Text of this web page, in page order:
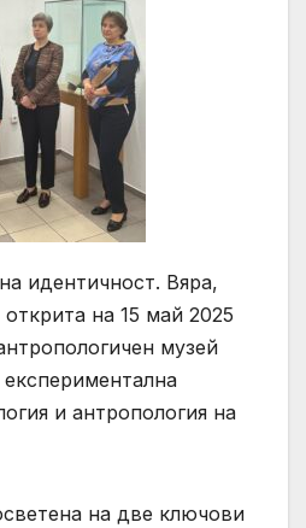
идентичност. Вяра,
на 15 май 2025
музей
и антропология на
на две ключови